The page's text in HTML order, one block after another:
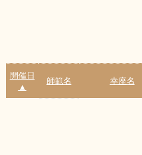
開催日
▲
師範名 幸座名